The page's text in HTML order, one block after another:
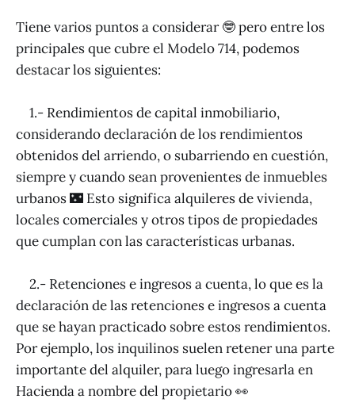
Tiene varios puntos a considerar 🤓 pero entre los
principales que cubre el Modelo 714, podemos
destacar los siguientes:
1.- Rendimientos de capital inmobiliario,
considerando declaración de los rendimientos
obtenidos del arriendo, o subarriendo en cuestión,
siempre y cuando sean provenientes de inmuebles
urbanos 🌃 Esto significa alquileres de vivienda,
locales comerciales y otros tipos de propiedades
que cumplan con las características urbanas.
2.- Retenciones e ingresos a cuenta, lo que es la
declaración de las retenciones e ingresos a cuenta
que se hayan practicado sobre estos rendimientos.
Por ejemplo, los inquilinos suelen retener una parte
importante del alquiler, para luego ingresarla en
Hacienda a nombre del propietario 👀